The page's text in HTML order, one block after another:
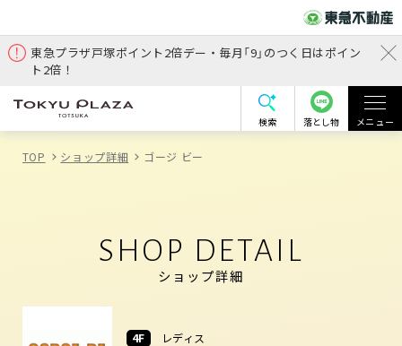
東急プラザ戸塚ポイント2倍デー・毎月「9」のつく日はポイン
ト2倍！
検索 落とし物 メニュー
TOP ショップ詳細 ゴージ ビー
SHOP DETAIL
ショップ詳細
4F レディス